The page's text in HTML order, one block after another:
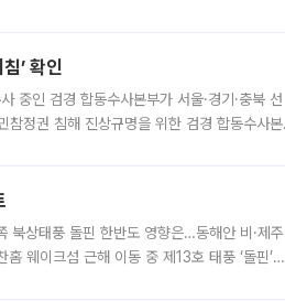
’ 확인
중인 검경 합동수사본부가 서울·경기·충북 선
정권 침해 진상규명을 위한 검경 합동수사본
북상태풍 돌핀 한반도 영향은…동해안 비·제주
웨이크섬 근해 이동 중 제13호 태풍 ‘돌핀’이